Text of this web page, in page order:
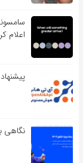
اعلام
پیشنهاد
نگاهی